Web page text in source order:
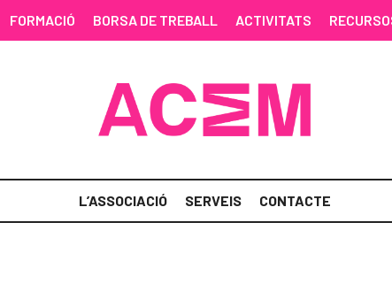
FORMACIÓ BORSA DE TREBALL ACTIVITATS
L’ASSOCIACIÓ SERVEIS CONTACTE